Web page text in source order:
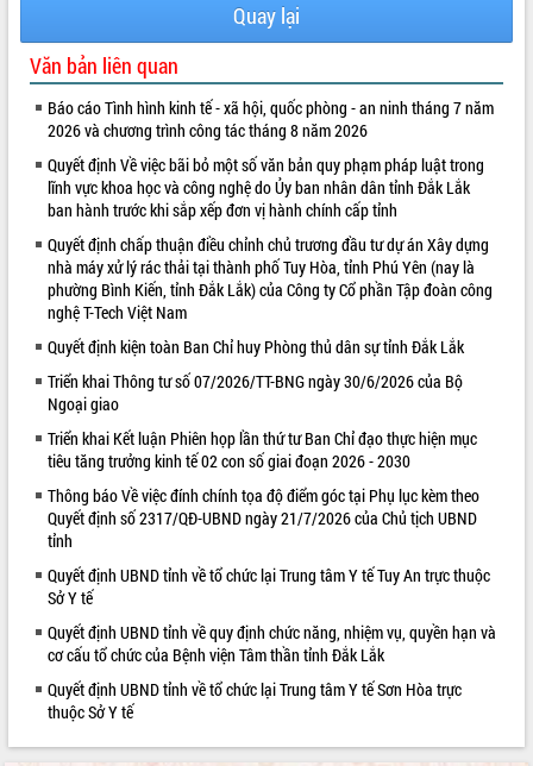
Loading the player...
Khám bệnh, cấp phát thuốc miễn phí
và tặng quà người dân xã Cư Pui
Hội nghị UBND tỉnh Đắk Lắk thường kỳ
tháng 7/2026
Lễ truy tặng danh hiệu “Bà Mẹ Việt
Nam Anh hùng” và trao Huân chương
Lao động
UBND tỉnh Đắk Lắk triển khai nhiệm
vụ 6 tháng cuối năm 2026
Kỳ họp thứ Hai, Hội đồng nhân dân
tỉnh khóa XI quyết nghị nhiều nội dung
quan trọng
Bí thư Tỉnh ủy Lương Nguyễn Minh
Triết thăm, tặng quà người có công với
Rà soát, hoàn thiện hệ thống thiết chế
văn hóa, thể thao đáp ứng yêu cầu
phát triển mới
ALBUM ẢNH
LIÊN KẾT WEB
Quay lại
Văn bản liên quan
Báo cáo Tình hình kinh tế - xã hội, quốc phòng - an ninh tháng 7 năm
2026 và chương trình công tác tháng 8 năm 2026
Quyết định Về việc bãi bỏ một số văn bản quy phạm pháp luật trong
lĩnh vực khoa học và công nghệ do Ủy ban nhân dân tỉnh Đắk Lắk
ban hành trước khi sắp xếp đơn vị hành chính cấp tỉnh
Quyết định chấp thuận điều chỉnh chủ trương đầu tư dự án Xây dựng
nhà máy xử lý rác thải tại thành phố Tuy Hòa, tỉnh Phú Yên (nay là
phường Bình Kiến, tỉnh Đắk Lắk) của Công ty Cổ phần Tập đoàn công
nghệ T-Tech Việt Nam
Quyết định kiện toàn Ban Chỉ huy Phòng thủ dân sự tỉnh Đắk Lắk
Triển khai Thông tư số 07/2026/TT-BNG ngày 30/6/2026 của Bộ
Ngoại giao
Triển khai Kết luận Phiên họp lần thứ tư Ban Chỉ đạo thực hiện mục
tiêu tăng trưởng kinh tế 02 con số giai đoạn 2026 - 2030
Thông báo Về việc đính chính tọa độ điểm góc tại Phụ lục kèm theo
Quyết định số 2317/QĐ-UBND ngày 21/7/2026 của Chủ tịch UBND
tỉnh
Quyết định UBND tỉnh về tổ chức lại Trung tâm Y tế Tuy An trực thuộc
Sở Y tế
Quyết định UBND tỉnh về quy định chức năng, nhiệm vụ, quyền hạn và
cơ cấu tổ chức của Bệnh viện Tâm thần tỉnh Đắk Lắk
Quyết định UBND tỉnh về tổ chức lại Trung tâm Y tế Sơn Hòa trực
thuộc Sở Y tế